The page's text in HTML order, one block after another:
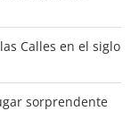
Calles en el siglo
sorprendente